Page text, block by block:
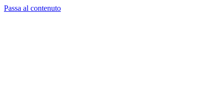
Passa al contenuto